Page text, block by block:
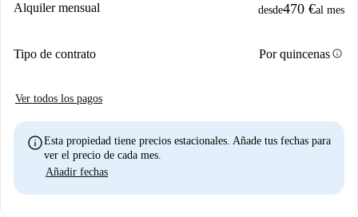
Alquiler mensual desde470 €al mes
Tipo de contrato Por quincenasinfo
Ver todos los pagos
infoEsta propiedad tiene precios estacionales. Añade tus fechas para
ver el precio de cada mes.
Añadir fechas